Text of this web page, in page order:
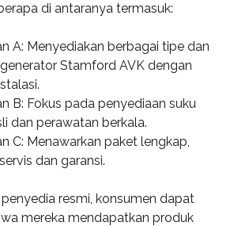
di antaranya termasuk:
A: Menyediakan berbagai tipe dan
Stamford AVK dengan
B: Fokus pada penyediaan suku
dan perawatan berkala.
C: Menawarkan paket lengkap,
dan garansi.
resmi, konsumen dapat
mereka mendapatkan produk